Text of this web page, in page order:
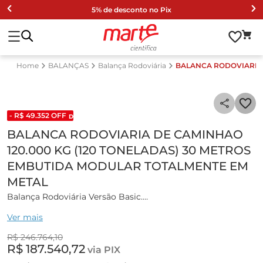
5% de desconto no Pix
BALANÇAS Balança Rodoviária BALANCA
- R$ 49.352 OFF DESCONTO DE LISTA 2024
BALANCA RODOVIARIA DE CAMINHAO
120.000 KG (120 TONELADAS) 30 METROS
EMBUTIDA MODULAR TOTALMENTE EM
METAL
Balança Rodoviária Versão Basic.
Estrutura Metálica:
Projetada com base em critérios rigorosos, a Marte
Científica emprega, em todas as suas estruturas metálicas,
Ver mais
R$ 246.764,10
R$ 187.540,72 via PIX